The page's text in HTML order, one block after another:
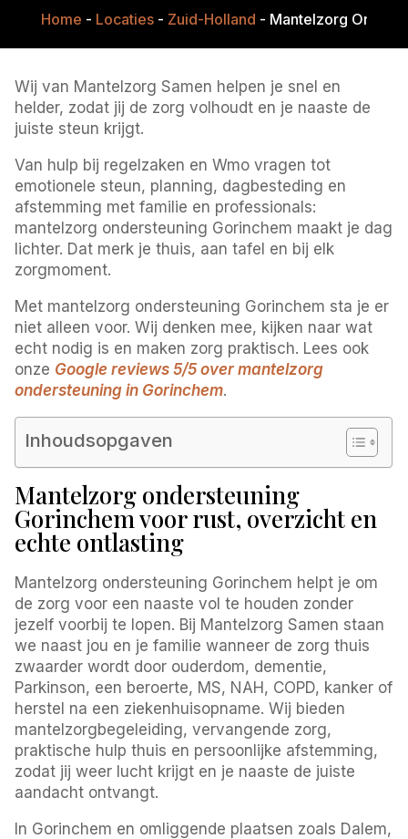
Home - Locaties- Zuid-Holland - Mantelzorg
Wij van Mantelzorg Samen helpen je snel en
helder, zodat jij de zorg volhoudt en je naaste de
juiste steun krijgt.
Van hulp bij regelzaken en Wmo vragen tot
emotionele steun, planning, dagbesteding en
afstemming met familie en professionals:
mantelzorg ondersteuning Gorinchem maakt je dag
lichter. Dat merk je thuis, aan tafel en bij elk
zorgmoment.
Met mantelzorg ondersteuning Gorinchem sta je er
niet alleen voor. Wij denken mee, kijken naar wat
echt nodig is en maken zorg praktisch. Lees ook
onze Google reviews 5/5 over mantelzorg
ondersteuning in Gorinchem.
Inhoudsopgaven
Mantelzorg ondersteuning
Gorinchem voor rust, overzicht en
echte ontlasting
Mantelzorg ondersteuning Gorinchem helpt je om
de zorg voor een naaste vol te houden zonder
jezelf voorbij te lopen. Bij Mantelzorg Samen staan
we naast jou en je familie wanneer de zorg thuis
zwaarder wordt door ouderdom, dementie,
Parkinson, een beroerte, MS, NAH, COPD, kanker of
herstel na een ziekenhuisopname. Wij bieden
mantelzorgbegeleiding, vervangende zorg,
praktische hulp thuis en persoonlijke afstemming,
zodat jij weer lucht krijgt en je naaste de juiste
aandacht ontvangt.
In Gorinchem en omliggende plaatsen zoals Dalem,